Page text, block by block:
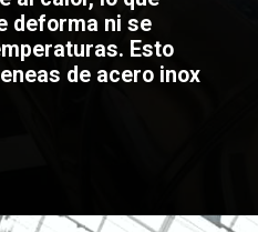
deforma ni se
Esto
de acero inox